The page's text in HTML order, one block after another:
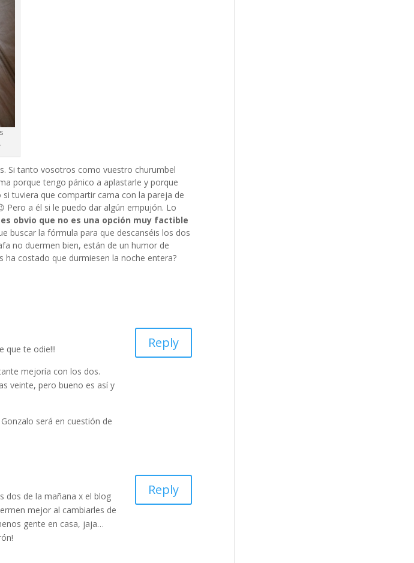
Si tanto vosotros como vuestro churumbel
porque tengo pánico a aplastarle y porque
tuviera que compartir cama con la pareja de
Pero a él si le puedo dar algún empujón. Lo
obvio que no es una opción muy factible
buscar la fórmula para que descanséis los dos
no duermen bien, están de un humor de
ha costado que durmiesen la noche entera?
que te odie!!!
mejoría con los dos.
veinte, pero bueno es así y
será en cuestión de
Reply
dos de la mañana x el blog
mejor al cambiarles de
gente en casa, jaja…
Reply